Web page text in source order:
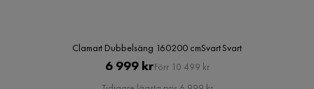
Clamart Dubbelsäng 160200 cmSvart Svart
Pris
6 999 krOriginal
Pris
Förr 10 499 kr